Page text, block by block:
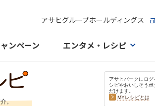
アサヒグループホールディングス
ンペーン エンタメ・レシピ
。
アサヒパークにロ
シピやおいしそう
だけます。
MYレシピとは